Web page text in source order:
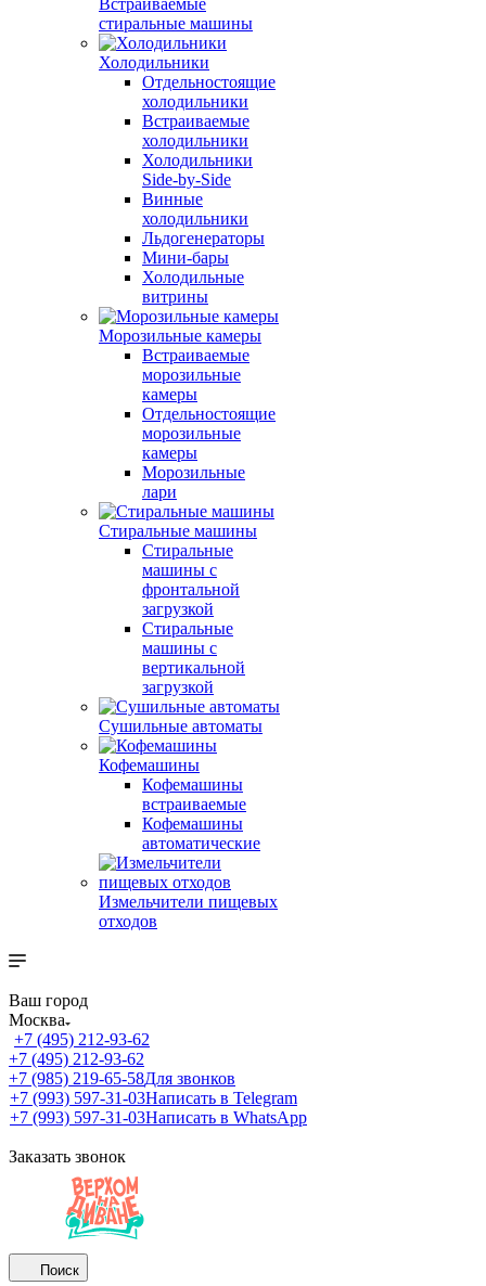
Встраиваемые
стиральные машины
Холодильники
Отдельностоящие
холодильники
Встраиваемые
холодильники
Холодильники
Side-by-Side
Винные
холодильники
Льдогенераторы
Мини-бары
Холодильные
витрины
Морозильные камеры
Встраиваемые
морозильные
камеры
Отдельностоящие
морозильные
камеры
Морозильные
лари
Стиральные машины
Стиральные
машины с
фронтальной
загрузкой
Стиральные
машины с
вертикальной
загрузкой
Сушильные автоматы
Кофемашины
Кофемашины
встраиваемые
Кофемашины
автоматические
Измельчители пищевых
отходов
Ваш город
Москва
+7 (495) 212-93-62
+7 (495) 212-93-62
+7 (985) 219-65-58Для звонков
+7 (993) 597-31-03Написать в Telegram
+7 (993) 597-31-03Написать в WhatsApp
Заказать звонок
Поиск